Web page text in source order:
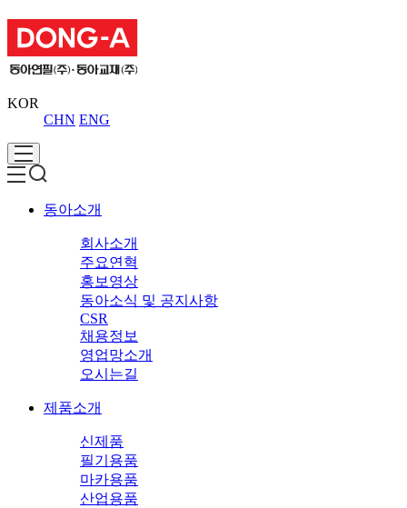
KOR
CHN ENG
동아소개
회사소개
주요연혁
홍보영상
동아소식 및 공지사항
CSR
채용정보
영업망소개
오시는길
제품소개
신제품
필기용품
마카용품
산업용품